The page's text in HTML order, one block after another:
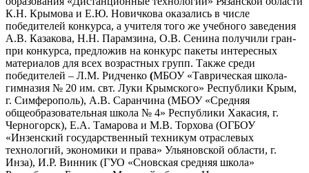
К.Н. Крымова и Е.Ю. Новичкова оказались в числе
победителей конкурса, а учителя того же учебного заведения
А.В. Казакова, Н.Н. Парамзина, О.В. Сенина получили гран-
при конкурса, предложив на конкурс пакеты интересных
материалов для всех возрастных групп. Также среди
победителей – Л.М. Ридченко (МБОУ «Таврическая школа-
гимназия № 20 им. свт. Луки Крымского» Республики Крым,
г. Симферополь), А.В. Саранчина (МБОУ «Средняя
общеобразовательная школа № 4» Республики Хакасия, г.
Черногорск), Е.А. Тамарова и М.В. Торхова (ОГБОУ
«Инзенский государственный техникум отраслевых
технологий, экономики и права» Ульяновской области, г.
Инза), И.Р. Винник (ГУО «Сновская средняя школа»